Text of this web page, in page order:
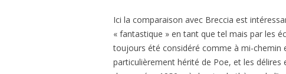
Ici la comparaison avec Breccia est
« fantastique » en tant que tel mais par les
toujours été considéré comme à mi-chemin
particulièrement hérité de Poe, et les